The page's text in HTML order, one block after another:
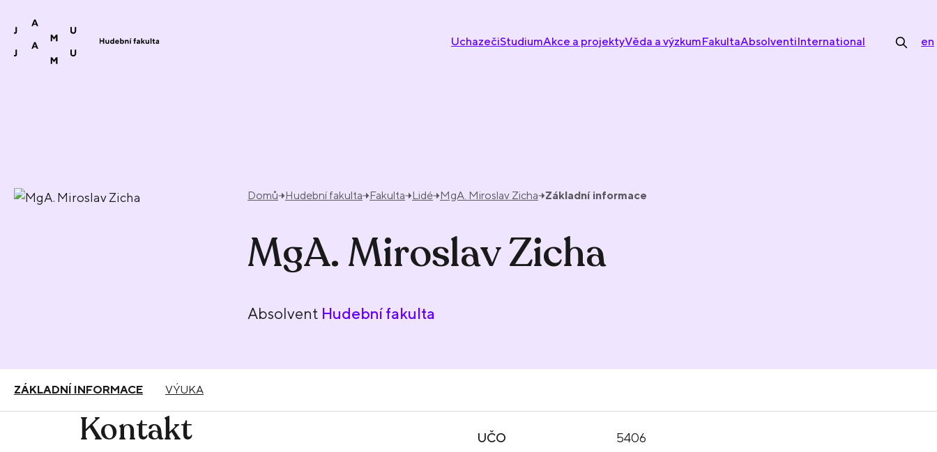
UchazečiStudiumAkce a projektyVěda a výzkumFakultaAbsolventiInternational en
Domů Hudební fakulta Fakulta Lidé MgA. Miroslav Zicha Základní informace
MgA. Miroslav Zicha
Absolvent Hudební fakulta
ZÁKLADNÍ INFORMACE VÝUKA
Kontakt UČO 5406